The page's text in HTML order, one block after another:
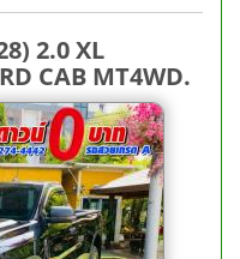
2.0 XL
CAB MT4WD.